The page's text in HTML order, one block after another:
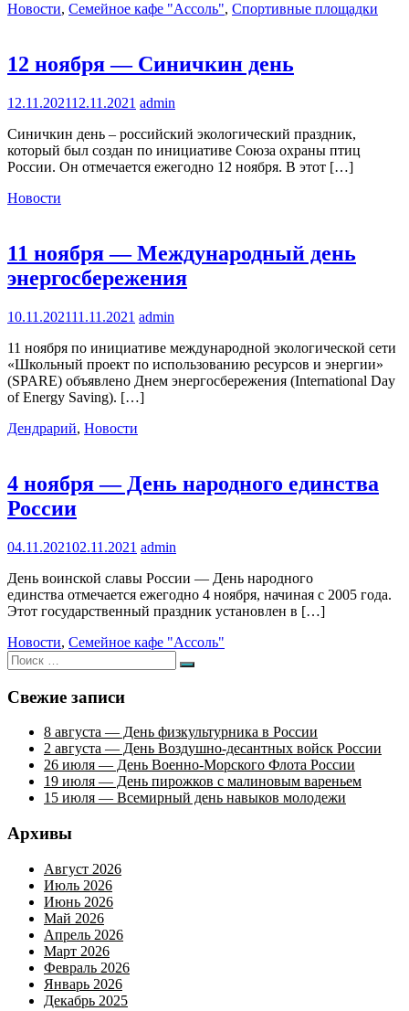
Новости, Семейное кафе "Ассоль", Спортивные площадки
12 ноября — Синичкин день
12.11.202112.11.2021 admin
Синичкин день – российский экологический праздник,
который был создан по инициативе Союза охраны птиц
России. Он отмечается ежегодно 12 ноября. В этот […]
Новости
11 ноября — Международный день
энергосбережения
10.11.202111.11.2021 admin
11 ноября по инициативе международной экологической сети
«Школьный проект по использованию ресурсов и энергии»
(SPARE) объявлено Днем энергосбережения (International Day
of Energy Saving). […]
Дендрарий, Новости
4 ноября — День народного единства
России
04.11.202102.11.2021 admin
День воинской славы России — День народного
единства отмечается ежегодно 4 ноября, начиная с 2005 года.
Этот государственный праздник установлен в […]
Новости, Семейное кафе "Ассоль"
Искать:
Поиск
Свежие записи
8 августа — День физкультурника в России
2 августа — День Воздушно-десантных войск России
26 июля — День Военно-Морского Флота России
19 июля — День пирожков с малиновым вареньем
15 июля — Всемирный день навыков молодежи
Архивы
Август 2026
Июль 2026
Июнь 2026
Май 2026
Апрель 2026
Март 2026
Февраль 2026
Январь 2026
Декабрь 2025